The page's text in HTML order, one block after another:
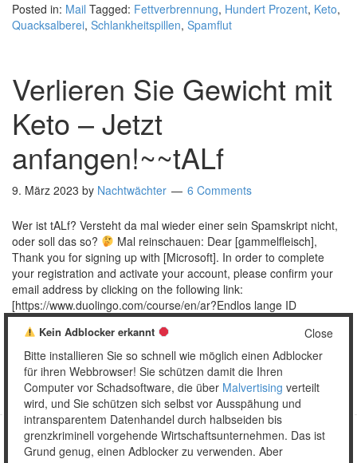
Posted in: Mail Tagged: Fettverbrennung, Hundert Prozent, Keto,
Quacksalberei, Schlankheitspillen, Spamflut
Verlieren Sie Gewicht mit
Keto – Jetzt
anfangen!~~tALf
9. März 2023 by Nachtwächter 6 Comments
Wer ist tALf? Versteht da mal wieder einer sein Spamskript nicht,
oder soll das so?
Mal reinschauen: Dear [gammelfleisch],
Thank you for signing up with [Microsoft]. In order to complete
your registration and activate your account, please confirm your
email address by clicking on the following link:
[https://www.duolingo.com/course/en/ar?Endlos lange ID
entfernt…] If the above …[Read more…]
Posted in:Mail Tagged:Click here,Fettverbrennung,Hundert
Prozent,Keto,Quacksalberei,Schlankheitspillen
Copyright © 2026 Unser täglich Spam.
Close
Kein Adblocker erkannt
Bitte installieren Sie so schnell wie möglich einen Adblocker
für ihren Webbrowser! Sie schützen damit die Ihren
Computer vor Schadsoftware, die über Malvertising verteilt
wird, und Sie schützen sich selbst vor Ausspähung und
intransparentem Datenhandel durch halbseiden bis
grenzkriminell vorgehende Wirtschaftsunternehmen. Das ist
Grund genug, einen Adblocker zu verwenden. Aber